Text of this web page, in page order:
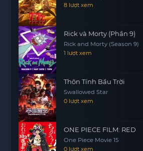
8 lượt xem
Rick và Morty (Phần 9)
Rick and Morty (Season 9)
1 lượt xem
Thôn Tính Bầu Trời
Swallowed Star
0 lượt xem
ONE PIECE FILM: RED
One Piece Movie 15
0 lượt xem